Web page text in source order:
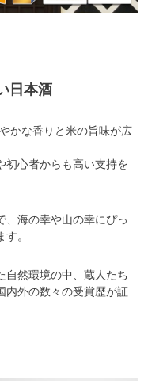
日本酒
かな香りと米の旨味が広
初心者からも高い支持を
、海の幸や山の幸にぴっ
。
自然環境の中、蔵人たち
内外の数々の受賞歴が証